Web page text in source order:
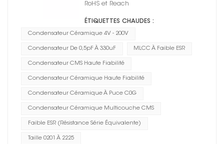
RoHS et Reach
ÉTIQUETTES CHAUDES :
Condensateur Céramique 4V - 200V
Condensateur De 0,5pF À 330uF MLCC À Faible ESR
Condensateur CMS Haute Fiabilité
Condensateur Céramique Haute Fiabilité
Condensateur Céramique À Puce C0G
Condensateur Céramique Multicouche CMS
Faible ESR (résistance Série Équivalente)
Taille 0201 À 2225